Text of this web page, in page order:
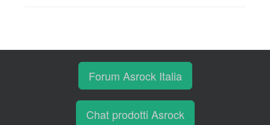
Forum Asrock Italia
Chat prodotti Asrock